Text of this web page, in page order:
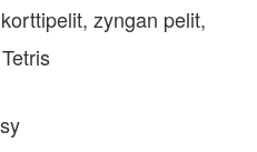
zyngan pelit,